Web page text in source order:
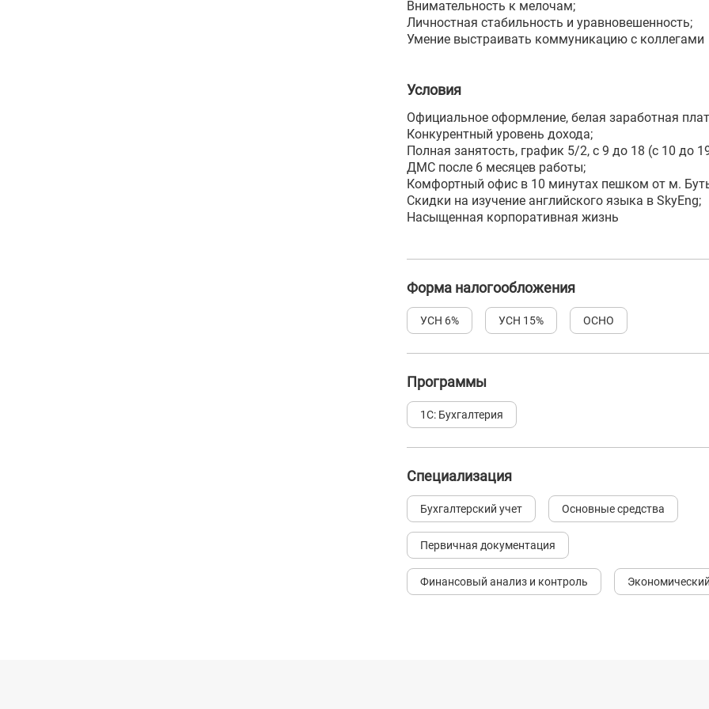
Внимательность к мелочам;
Личностная стабильность и уравновешенность;
Умение выстраивать коммуникацию с коллегами
Условия
Официальное оформление, белая заработная
Конкурентный уровень дохода;
Полная занятость, график 5/2, с 9 до 18 (с 10 до
ДМС после 6 месяцев работы;
Комфортный офис в 10 минутах пешком от м.
Скидки на изучение английского языка в SkyEng;
Насыщенная корпоративная жизнь
Форма налогообложения
УСН 6% УСН 15% ОСНО
Программы
1С: Бухгалтерия
Специализация
Бухгалтерский учет Основные средства
Первичная документация
Финансовый анализ и контроль